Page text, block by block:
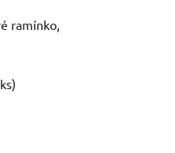
ramínko,